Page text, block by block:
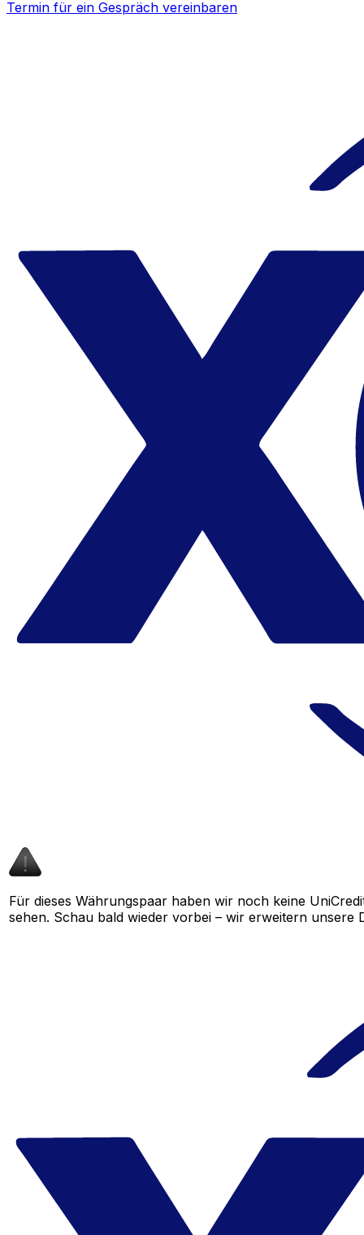
Termin für ein Gespräch vereinbaren
Für dieses Währungspaar haben wir noch keine
sehen. Schau bald wieder vorbei – wir erweitern unsere